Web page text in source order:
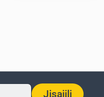
Jisajili